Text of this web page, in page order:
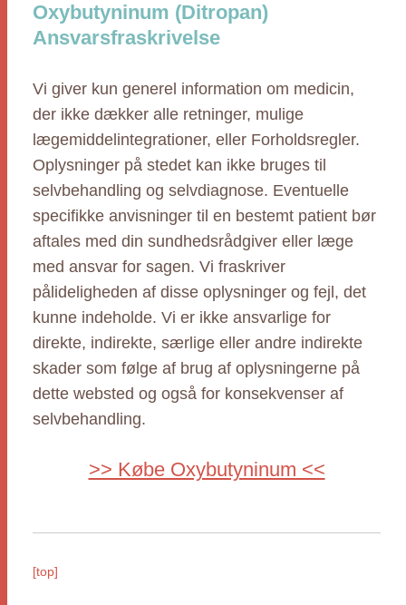
Oxybutyninum (Ditropan)
Ansvarsfraskrivelse
Vi giver kun generel information om medicin,
der ikke dækker alle retninger, mulige
lægemiddelintegrationer, eller Forholdsregler.
Oplysninger på stedet kan ikke bruges til
selvbehandling og selvdiagnose. Eventuelle
specifikke anvisninger til en bestemt patient bør
aftales med din sundhedsrådgiver eller læge
med ansvar for sagen. Vi fraskriver
pålideligheden af disse oplysninger og fejl, det
kunne indeholde. Vi er ikke ansvarlige for
direkte, indirekte, særlige eller andre indirekte
skader som følge af brug af oplysningerne på
dette websted og også for konsekvenser af
selvbehandling.
>> Købe Oxybutyninum <<
[top]